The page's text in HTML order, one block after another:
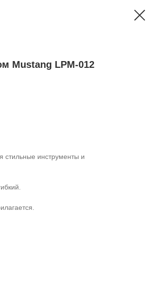
Mustang LPM-012
инструменты и